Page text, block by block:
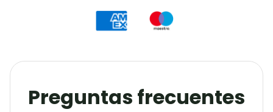
Preguntas frecuentes